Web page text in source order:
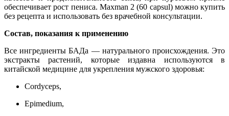
обеспечивает рост пениса. Maxman 2 (60 capsul) можно купить
без рецепта и использовать без врачебной консультации.
Состав, показания к применению
Все ингредиенты БАДа ― натурального происхождения. Это
экстракты растений, которые издавна используются в
китайской медицине для укрепления мужского здоровья:
Cordyceps,
Epimedium,